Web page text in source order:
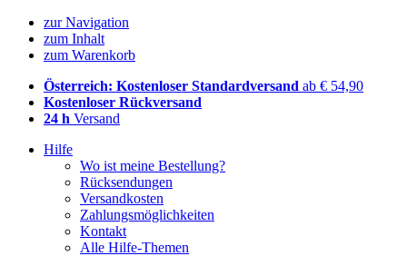
zur Navigation
zum Inhalt
zum Warenkorb
Österreich: Kostenloser Standardversand ab € 54,90
Kostenloser Rückversand
24 h Versand
Hilfe
Wo ist meine Bestellung?
Rücksendungen
Versandkosten
Zahlungsmöglichkeiten
Kontakt
Alle Hilfe-Themen